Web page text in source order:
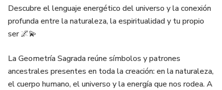
Descubre el lenguaje energético del universo y la conexión
profunda entre la naturaleza, la espiritualidad y tu propio
ser 🌌💫
La Geometría Sagrada reúne símbolos y patrones
ancestrales presentes en toda la creación: en la naturaleza,
el cuerpo humano, el universo y la energía que nos rodea. A